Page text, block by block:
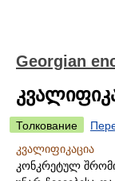
Georgian
Толкование
კვალიფიკაცია
კონკრეტულ